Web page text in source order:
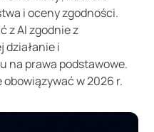
i oceny zgodności.
z AI zgodnie z
i
na prawa podstawowe.
w 2026 r.